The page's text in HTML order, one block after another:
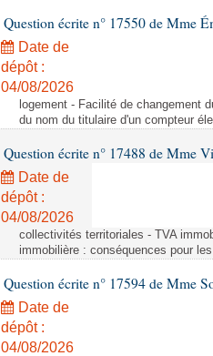
Question écrite n° 17550 de Mme
Date de
dépôt :
04/08/2026
logement - Facilité de changement
du nom du titulaire d'un compteur
Question écrite n° 17488 de Mme
Date de
dépôt :
04/08/2026
collectivités territoriales - TVA
immobilière : conséquences pour
Question écrite n° 17594 de Mme
Date de
dépôt :
04/08/2026